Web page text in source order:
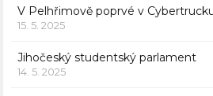
V Pelhřimově poprvé v
15. 5. 2025
Jihočeský studentský parlament
14. 5. 2025